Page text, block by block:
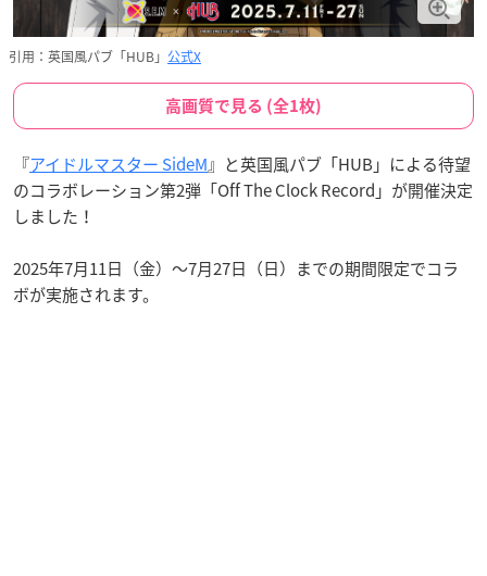
引用：英国風パブ「HUB」 公式X
高画質で見る (全1枚)
『アイドルマスター SideM』と英国風パブ「HUB」による待望
のコラボレーション第2弾「Off The Clock Record」が開催決定
しました！
2025年7月11日（金）〜7月27日（日）までの期間限定でコラ
ボが実施されます。